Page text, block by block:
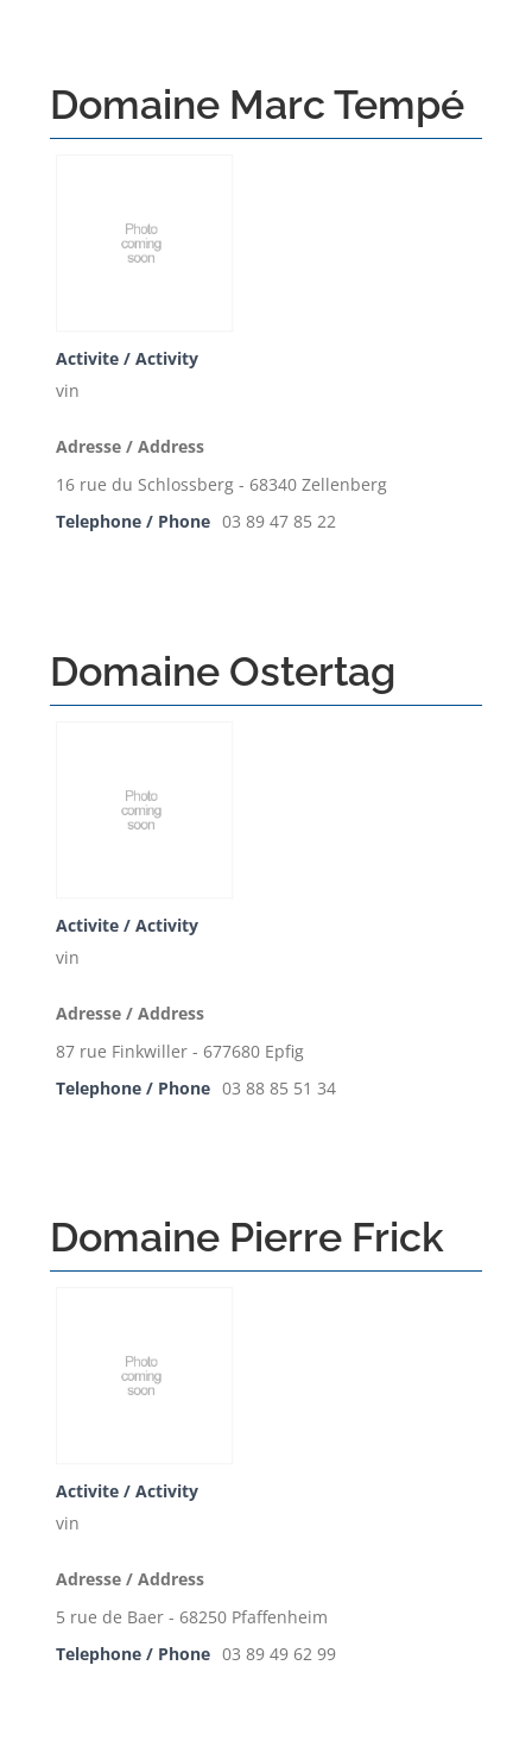
Domaine Marc Tempé
Activite / Activity
vin
Adresse / Address
16 rue du Schlossberg - 68340 Zellenberg
Telephone / Phone 03 89 47 85 22
Domaine Ostertag
Activite / Activity
vin
Adresse / Address
87 rue Finkwiller - 677680 Epfig
Telephone / Phone 03 88 85 51 34
Domaine Pierre Frick
Activite / Activity
vin
Adresse / Address
5 rue de Baer - 68250 Pfaffenheim
Telephone / Phone 03 89 49 62 99